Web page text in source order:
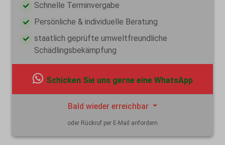
Schnelle Terminvergabe
Persönliche & individuelle Beratung
staatlich geprüfte umweltfreundliche
Schädlingsbekämpfung
Schicken Sie uns gerne eine WhatsApp
Bald wieder erreichbar
oder Rückruf per E-Mail anfordern